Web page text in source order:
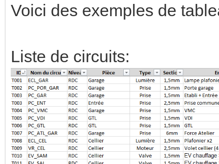
Voici des exemples de
Liste de circuits: